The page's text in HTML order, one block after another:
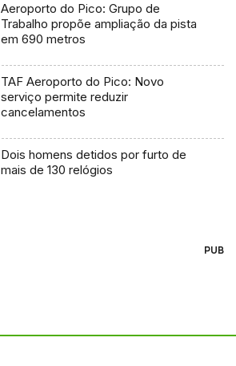
Aeroporto do Pico: Grupo de
Trabalho propõe ampliação da pista
em 690 metros
TAF Aeroporto do Pico: Novo
serviço permite reduzir
cancelamentos
Dois homens detidos por furto de
mais de 130 relógios
PUB